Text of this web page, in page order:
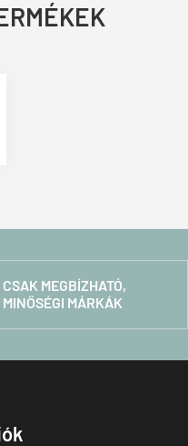
CSAK MEGBÍZHATÓ,
MINŐSÉGI MÁRKÁK